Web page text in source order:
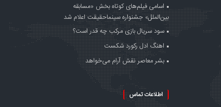
اسامی فیلم‌های کوتاه بخش «مسابقه
بین‌الملل» جشنواره سینماحقیقت اعلام شد
سود سریال بازی مرکب چه قدر است؟
اهنگ ادل رکورد شکست
بشر معاصر نقش آرام می‌خواهد
اطلاعات تماس